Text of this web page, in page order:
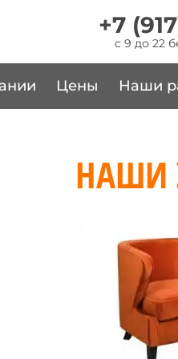
+7
c 9 до 22
Цены Наши
НАШИ